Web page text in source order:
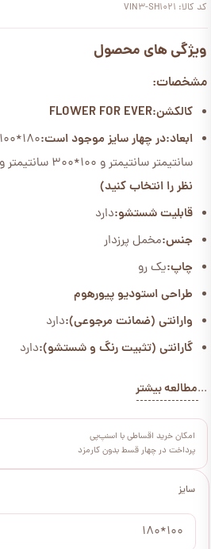
سایز
100*180
کد کالا: VIN3-SH1021
ویژگی های محصول
مشخصات:
کالکشن:FLOWER FOR EVER
ابعاد:در چهار سایز موجود است:
سانتیمتر سانتیمتر و 100*300 سانتیمتر و 150 در 300
نظر را انتخاب کنید)
قابلیت شستشو:دارد
جنس:مخمل پرزدار
چاپ:یک رو
طراحی استودیو پیورهوم
وارانتی (ضمانت مرجوعی):دارد
گارانتی (تثبیت رنگ و شستشو):دارد
...مطالعه بیشتر
امکان خرید اقساطی با اسنپ‌پی
پرداخت در چهار قسط بدون کارمزد